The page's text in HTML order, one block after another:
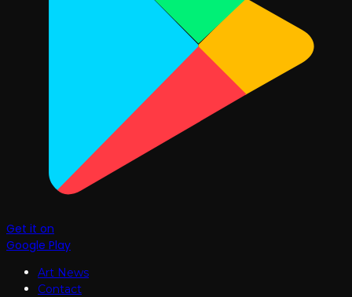
Get it on
Google Play
Art News
Contact